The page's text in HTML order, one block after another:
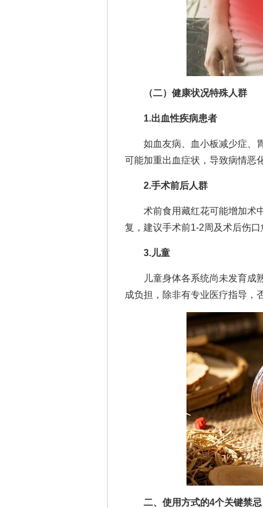
（二）健康状况特殊人群
1.出血性疾病患者
如血友病、血小板减少症、胃
可能加重出血症状，导致病情恶化
2.手术前后人群
术前食用藏红花可能增加术中
复，建议手术前1-2周及术后伤口
3.儿童
儿童身体各系统尚未发育成熟
成负担，除非有专业医疗指导，
二、使用方式的4个关键禁忌